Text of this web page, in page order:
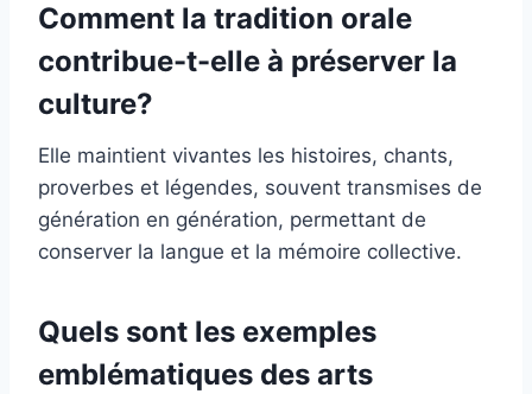
Comment la tradition orale
contribue-t-elle à préserver la
culture?
Elle maintient vivantes les histoires, chants,
proverbes et légendes, souvent transmises de
génération en génération, permettant de
conserver la langue et la mémoire collective.
Quels sont les exemples
emblématiques des arts